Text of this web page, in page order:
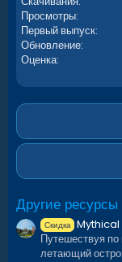
Просмотры
Первый выпуск
Обновление
Оценка
Другие
Скидка
Путешествуя по
летающий